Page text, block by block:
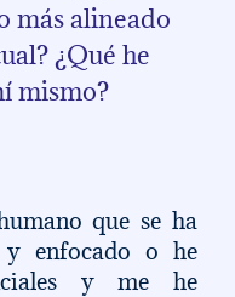
más alineado
¿Qué he
mismo?
que se ha
enfocado o he
y me he